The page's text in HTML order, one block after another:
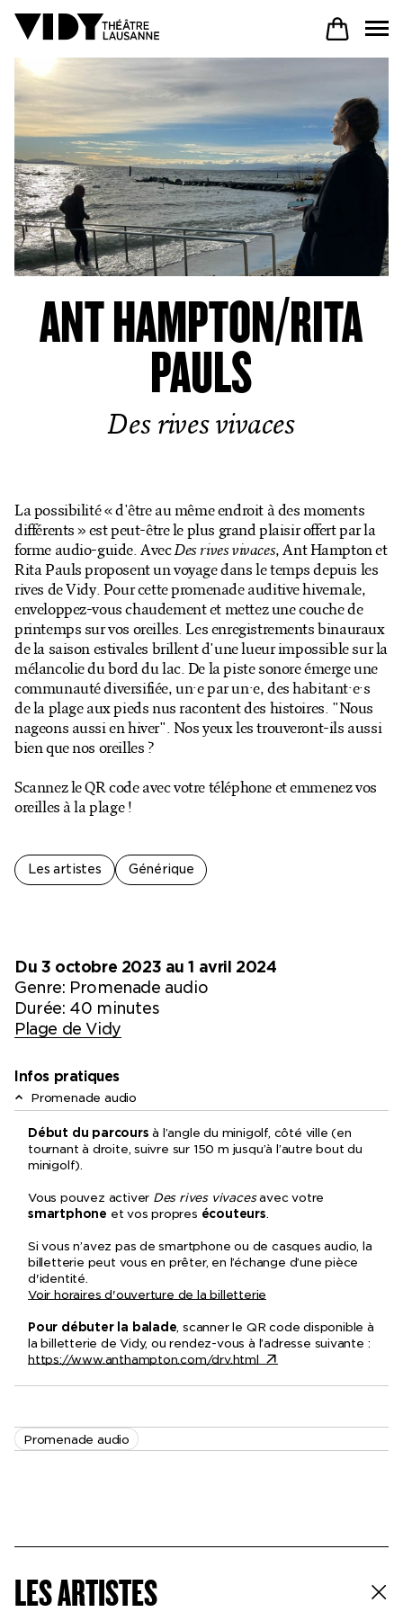
AU PROGRAMME
PARTICIPER
VENIR À VIDY
Le Théâtre
Billetterie en ligne
ANT HAMPTON/RITA
PAULS
Des rives vivaces
La possibilité « d'être au même endroit à des moments
différents » est peut-être le plus grand plaisir offert par la
forme audio-guide. AvecDes rives vivaces, Ant Hampton et
Rita Pauls proposent un voyage dans le temps depuis les
rives de Vidy. Pour cette promenade auditive hivernale,
enveloppez-vous chaudement et mettez une couche de
printemps sur vos oreilles. Les enregistrements binauraux
de la saison estivales brillent d'une lueur impossible sur la
mélancolie du bord du lac. De la piste sonore émerge une
communauté diversifiée, un·e par un·e, des habitant·e·s
de la plage aux pieds nus racontent des histoires. "Nous
nageons aussi en hiver". Nos yeux les trouveront-ils aussi
bien que nos oreilles ?
Scannez le QR code avec votre téléphone et emmenez vos
oreilles à la plage !
Les artistes Générique
Du 3 octobre 2023 au 1 avril 2024
Genre: Promenade audio
Durée: 40 minutes
Plage de Vidy
Infos pratiques
Promenade audio
Début du parcours à l’angle du minigolf, côté ville (en
tournant à droite, suivre sur 150 m jusqu’à l’autre bout du
minigolf).
Vous pouvez activer Des rives vivacesavec votre
smartphone et vos propres écouteurs
Si vous n’avez pas de smartphone ou de casques audio, la
billetterie peut vous en prêter, en l’échange d’une pièce
d'identité.
Voir horaires d'ouverture de la billetterie
Pour débuter la balade , scanner le QR code disponible à
la billetterie de Vidy, ou rendez-vous à l’adresse suivante :
https://www.anthampton.com/drv.html
Promenade audio
LES ARTISTES